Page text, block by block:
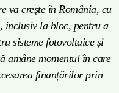
crește în România, cu
inclusiv la bloc, pentru a
sisteme fotovoltaice și
amâne momentul în care
finanțărilor prin